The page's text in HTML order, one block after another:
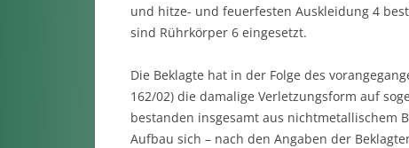
und hitze- und feuerfesten Auskleidung 4
sind Rührkörper 6 eingesetzt.
Die Beklagte hat in der Folge des
162/02) die damalige Verletzungsform auf
bestanden insgesamt aus nichtmetallischem
Aufbau sich – nach den Angaben der